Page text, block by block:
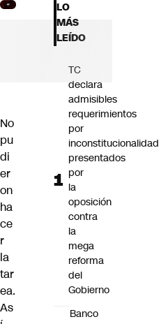
No
pu
di
er
on
ha
ce
r
la
tar
ea.
As
LO
MÁS
LEÍDO
TC
declara
admisibles
requerimientos
por
inconstitucionalidad
presentados
por
la
oposición
contra
la
mega
reforma
del
Gobierno
Banco